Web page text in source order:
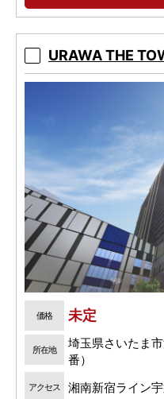
URAWA THE
価格 未定
所在地
埼玉県さいたま
番）
アクセス 湘南新宿ライン